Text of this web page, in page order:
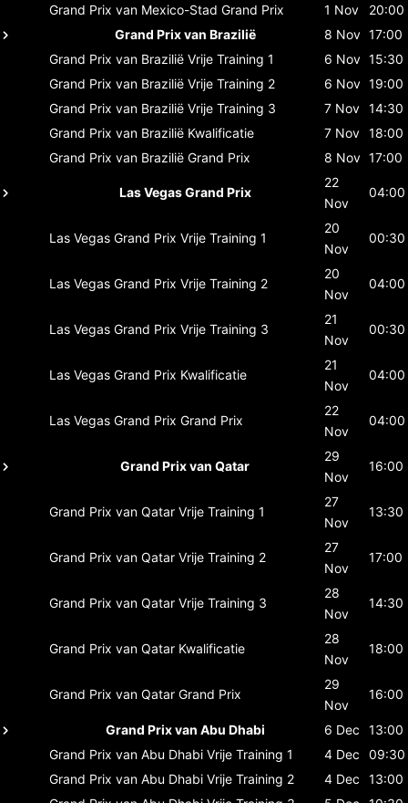
Grand Prix van Mexico-Stad Grand Prix 1 Nov
20:00
Grand Prix van Brazilië
8 Nov 17:00
Grand Prix van Brazilië Vrije Training 1 6 Nov 15:30
Grand Prix van Brazilië Vrije Training 2 6 Nov 19:00
Grand Prix van Brazilië Vrije Training 3 7 Nov 14:30
Grand Prix van Brazilië Kwalificatie 7 Nov 18:00
Grand Prix van Brazilië Grand Prix 8 Nov 17:00
Las Vegas Grand Prix
22
Nov
04:00
Las Vegas Grand Prix Vrije Training 1
20
Nov
00:30
Las Vegas Grand Prix Vrije Training 2
20
Nov
04:00
Las Vegas Grand Prix Vrije Training 3
21
Nov
00:30
Las Vegas Grand Prix Kwalificatie
21
Nov
04:00
Las Vegas Grand Prix Grand Prix
22
Nov
04:00
Grand Prix van Qatar
29
Nov
16:00
Grand Prix van Qatar Vrije Training 1
27
Nov
13:30
Grand Prix van Qatar Vrije Training 2
27
Nov
17:00
Grand Prix van Qatar Vrije Training 3
28
Nov
14:30
Grand Prix van Qatar Kwalificatie
28
Nov
18:00
Grand Prix van Qatar Grand Prix
29
Nov
16:00
Grand Prix van Abu Dhabi 6 Dec
13:00
Grand Prix van Abu Dhabi Vrije Training 1 4 Dec
09:30
Grand Prix van Abu Dhabi Vrije Training 2 4 Dec
13:00